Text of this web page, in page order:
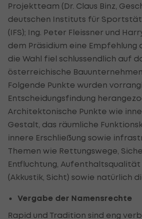
Projektteam (Dr. Claus Binz,
deutschen Instituts für
(IFS); Ing. Peter Fleissner und
dem Präsidium eine Empfehlung
die Wahl fiel schlussendlich auf
österreichische Bauunternehmen
Folgende Punkte wurden
Entscheidungsfindung
Architektonische Punkte wie
Gestalt, das räumliche
innere Erschließung sowie
Themen wie Rettungswege,
Entfluchtung,
(Akkustik, Sicht) sowie natürlich
Vergabe der Namensrechte
Rapid und Tradition sind eng